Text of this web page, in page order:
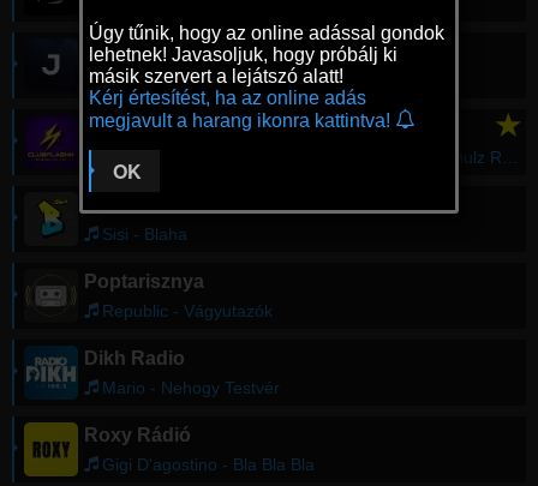
Jazzy Rádió
Blank & Jones - Feel Like Makin' Love
CLUBFLASHH Radio ★
Lilly Wood & The Prick - Prayer In C (Robin Schulz Radio Edit)
Sisi - Blaha
Poptarisznya
Republic - Vágyutazók
Dikh Radio
Mario - Nehogy Testvér
Roxy Rádió
Gigi D'agostino - Bla Bla Bla
Úgy tűnik, hogy az online adással gondok
lehetnek! Javasoljuk, hogy próbálj ki
másik szervert a lejátszó alatt!
Kérj értesítést, ha az online adás
megjavult a harang ikonra kattintva!
OK